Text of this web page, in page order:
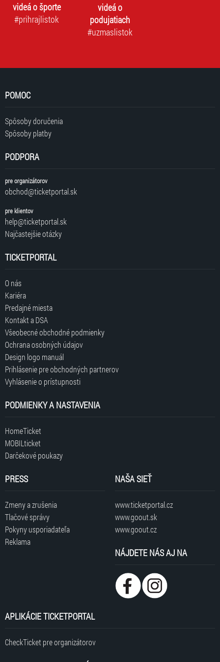
videá o športe
#prihrajlistok
videá o
podujatiach
#uzmaslistok
POMOC
Spôsoby doručenia
Spôsoby platby
PODPORA
pre organizátorov
obchod@ticketportal.sk
pre klientov
help@ticketportal.sk
Najčastejšie otázky
TICKETPORTAL
O nás
Kariéra
Predajné miesta
Kontakt a DSA
Všeobecné obchodné podmienky
Ochrana osobných údajov
Design logo manuál
Prihlásenie pre obchodných partnerov
Vyhlásenie o prístupnosti
PODMIENKY A NASTAVENIA
HomeTicket
MOBILticket
Darčekové poukazy
PRESS
Zmeny a zrušenia
Tlačové správy
Pokyny usporiadateľa
Reklama
NAŠA SIEŤ
www.ticketportal.cz
www.goout.sk
www.goout.cz
NÁJDETE NÁS AJ NA
APLIKÁCIE TICKETPORTAL
CheckTicket pre organizátorov